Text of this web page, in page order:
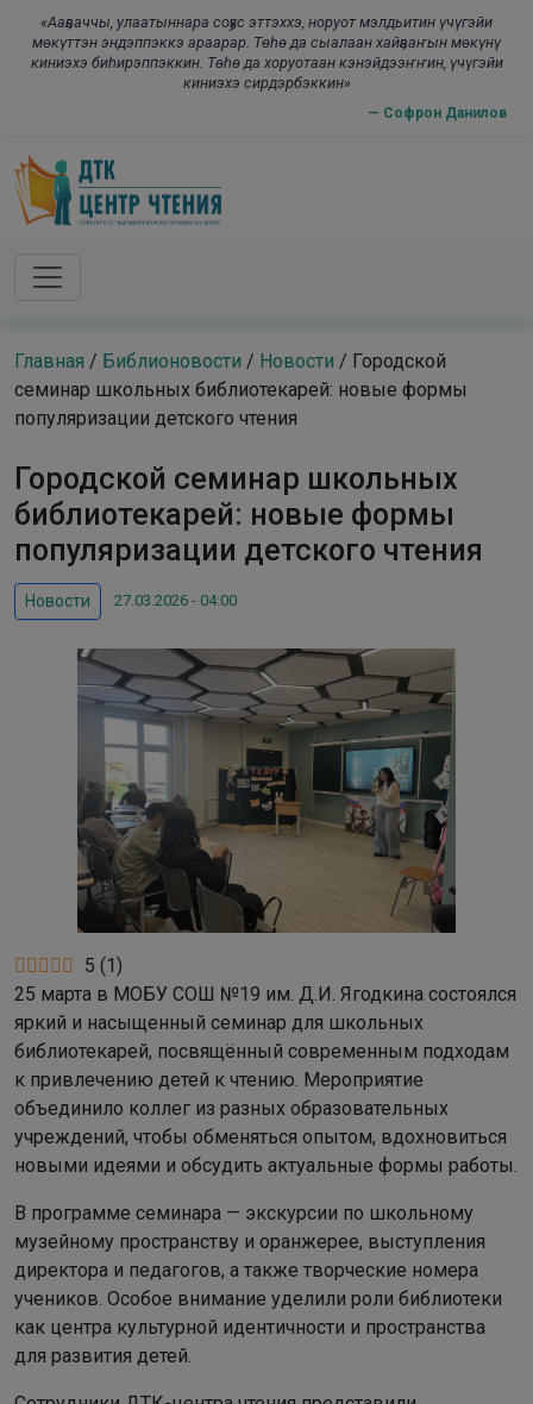
«Ааҕааччы, улаатыннара соҕус эттэххэ, норуот мэлдьитин үчүгэйи
мөкүттэн эндэппэккэ араарар. Төһө да сыалаан хайҕааҥын мөкүнү
киниэхэ биһирэппэккин. Төһө да хоруотаан кэнэйдээҥҥин, үчүгэйи
киниэхэ сирдэрбэккин»
— Софрон Данилов
Skip to main content
Главная / Библионовости / Новости / Городской
семинар школьных библиотекарей: новые формы
популяризации детского чтения
Городской семинар школьных
библиотекарей: новые формы
популяризации детского чтения
Новости 27.03.2026 - 04:00
5 (1)
25 марта в МОБУ СОШ №19 им. Д.И. Ягодкина состоялся
яркий и насыщенный семинар для школьных
библиотекарей, посвящённый современным подходам
к привлечению детей к чтению. Мероприятие
объединило коллег из разных образовательных
учреждений, чтобы обменяться опытом, вдохновиться
новыми идеями и обсудить актуальные формы работы.
В программе семинара — экскурсии по школьному
музейному пространству и оранжерее, выступления
директора и педагогов, а также творческие номера
учеников. Особое внимание уделили роли библиотеки
как центра культурной идентичности и пространства
для развития детей.